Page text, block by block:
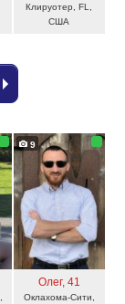
Клируотер, FL,
США
9
Олег, 41
Оклахома-Сити,